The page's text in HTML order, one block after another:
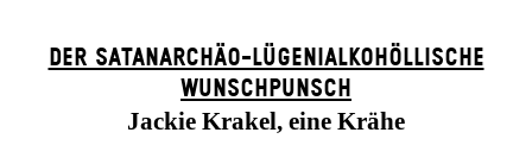
DER SATANARCHÄO-LÜGENIALKOHÖLLISCHE
WUNSCHPUNSCH
Jackie Krakel, eine Krähe